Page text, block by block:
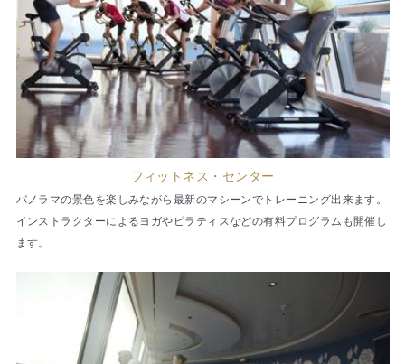
フィットネス・センター
パノラマの景色を楽しみながら最新のマシーンでトレーニング出来ます。
インストラクターによるヨガやピラティスなどの有料プログラムも開催し
ます。